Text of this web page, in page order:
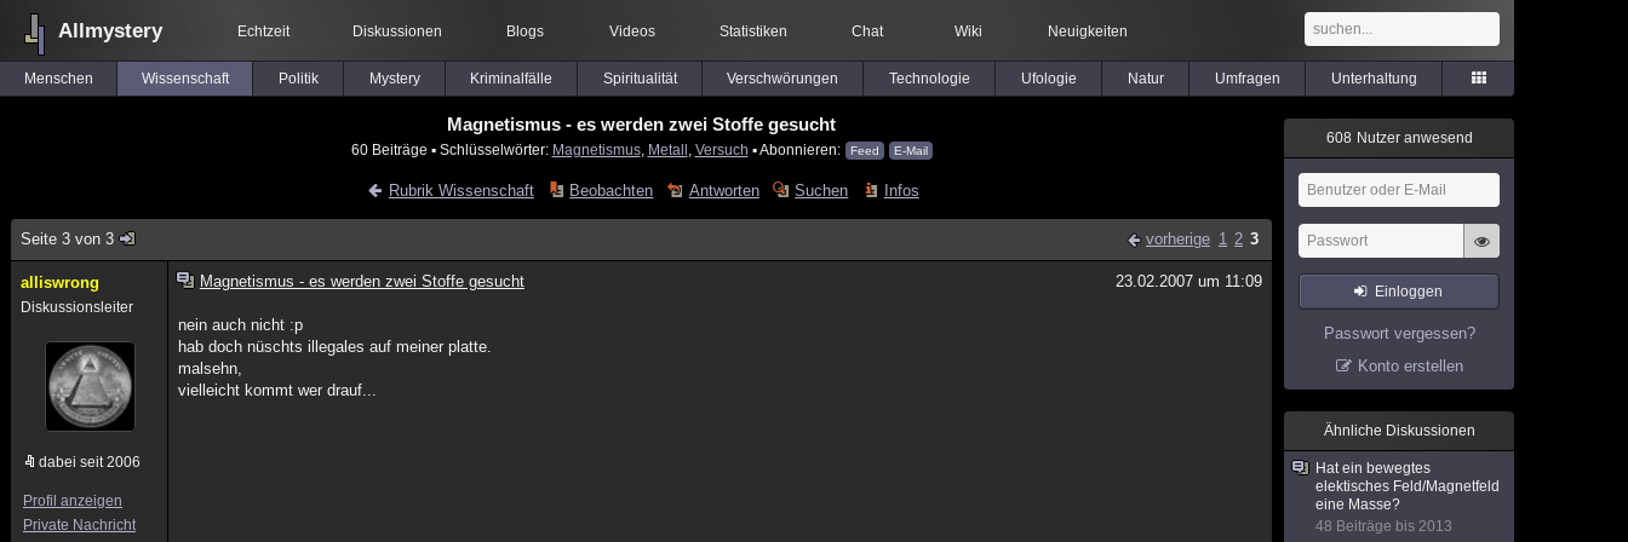
Allmystery Echtzeit Diskussionen Blogs Videos Statistiken Chat Wiki Neuigkeiten
Menschen Wissenschaft Politik Mystery Kriminalfälle Spiritualität Verschwörungen Technologie Ufologie Natur Umfragen Unterhaltung
Magnetismus - es werden zwei Stoffe gesucht
60 Beiträge ▪ Schlüsselwörter: Magnetismus, Metall Versuch ▪ Abonnieren: Feed E-Mail
Rubrik Wissenschaft Beobachten Antworten Suchen Infos
Seite 3 von 3 vorherige 1 2 3
alliswrong
Diskussionsleiter
dabei seit 2006
Profil anzeigen
Private Nachricht
Magnetismus - es werden zwei Stoffe gesucht 23.02.2007 um 11:09
nein auch nicht :p
hab doch nüschts illegales auf meiner platte.
malsehn,
vielleicht kommt wer drauf...
608 Nutzer anwesend
Einloggen
Passwort vergessen?
Konto erstellen
Ähnliche Diskussionen
Hat ein bewegtes
elektisches Feld/Magnetfeld
eine Masse?
48 Beiträge bis 2013